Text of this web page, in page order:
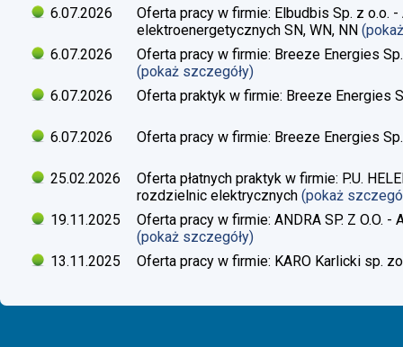
6.07.2026
Oferta pracy w firmie: Elbudbis Sp. z
elektroenergetycznych SN, WN, NN
6.07.2026
Oferta pracy w firmie: Breeze Energies
(pokaż szczegóły)
6.07.2026
Oferta praktyk w firmie: Breeze Energies
6.07.2026 Oferta pracy w firmie: Breeze Energies
25.02.2026
Oferta płatnych praktyk w firmie: P.U.
rozdzielnic elektrycznych (pokaż
19.11.2025
Oferta pracy w firmie: ANDRA SP. Z O.O.
(pokaż szczegóły)
13.11.2025
Oferta pracy w firmie: KARO Karlicki sp.